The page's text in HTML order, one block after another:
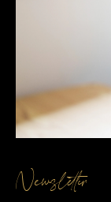
chances de
TOUT
bases solides
Vous avez un
estimation
Newsletter